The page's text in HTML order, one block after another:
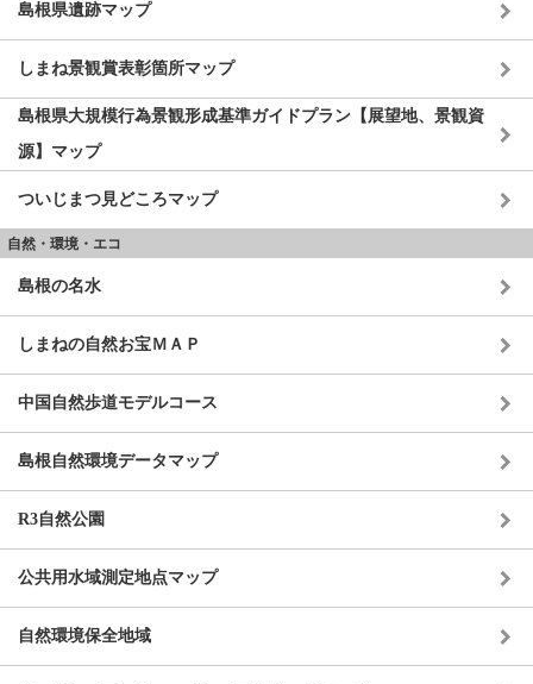
島根県遺跡マップ
しまね景観賞表彰箇所マップ
島根県大規模行為景観形成基準ガイドプラン【展望地、景観資
源】マップ
ついじまつ見どころマップ
自然・環境・エコ
島根の名水
しまねの自然お宝ＭＡＰ
中国自然歩道モデルコース
島根自然環境データマップ
R3自然公園
公共用水域測定地点マップ
自然環境保全地域